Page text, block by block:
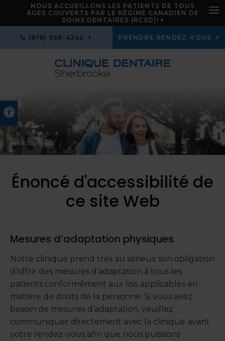
Version accessible
NOUS ACCUEILLONS LES PATIENTS DE TOUS
ÂGES COUVERTS PAR LE RÉGIME CANADIEN DE
SOINS DENTAIRES (RCSD)!
(819) 566-4242 PRENDRE RENDEZ-VOUS
Énoncé d'accessibilité de
ce site Web
Mesures d’adaptation physiques
Notre clinique prend très au sérieux son obligation
d’offrir des mesures d’adaptation à tous les
patients conformément aux lois applicables en
matière de droits de la personne. Si vous avez
besoin de mesures d’adaptation, veuillez
communiquer directement avec la clinique avant
votre rendez-vous afin que nous puissions